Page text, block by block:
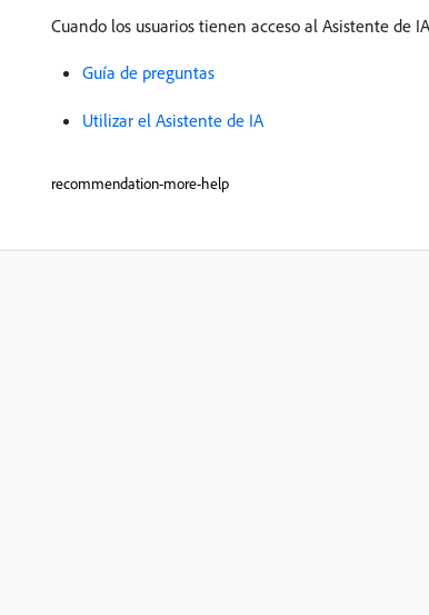
Cuando los usuarios tienen acceso al Asistente de
Guía de preguntas
Utilizar el Asistente de IA
recommendation-more-help